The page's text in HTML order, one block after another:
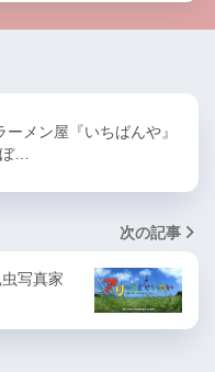
メン屋『いちばんや』
…
次の記事
写真家